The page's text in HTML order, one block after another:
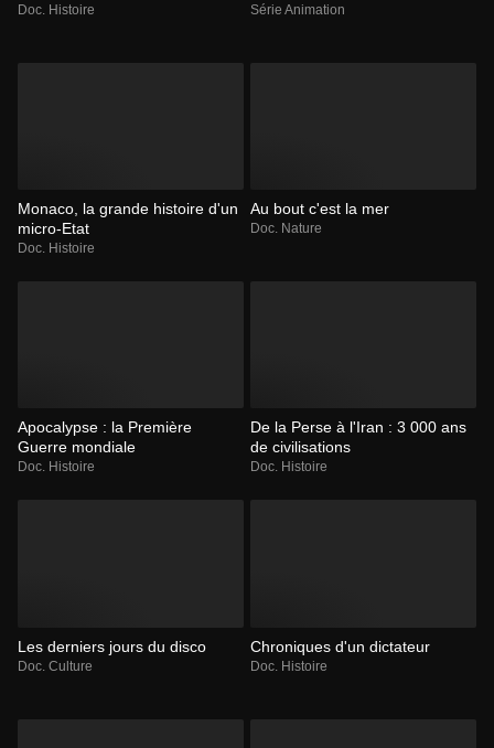
Doc. Histoire Série Animation
Monaco, la grande histoire d'un
micro-Etat
Doc. Histoire
Au bout c'est la mer
Doc. Nature
Apocalypse : la Première
Guerre mondiale
Doc. Histoire
De la Perse à l'Iran : 3 000 ans
de civilisations
Doc. Histoire
Les derniers jours du disco
Doc. Culture
Chroniques d'un dictateur
Doc. Histoire